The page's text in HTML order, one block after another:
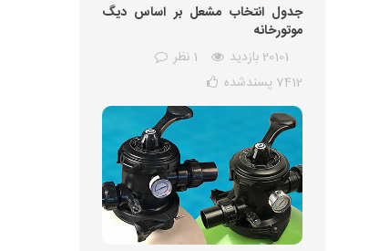
جدول انتخاب مشعل بر اساس دیگ
موتورخانه
20101 بازدید
1 نظر
7412 پسندشده